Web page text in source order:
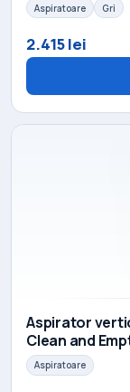
Aspiratoare Gri
2.415 lei
Aspirator
Clean and
Aspiratoare